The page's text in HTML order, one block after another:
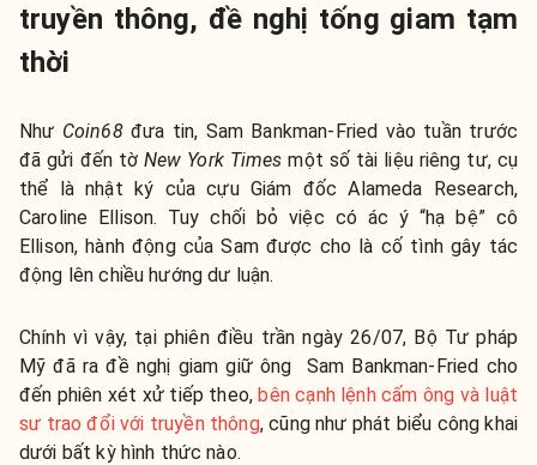
truyền thông, đề nghị tống giam tạm
thời
Như Coin68đưa tin, Sam Bankman-Fried vào tuần trước
đã gửi đến tờNew York Timesmột số tài liệu riêng tư, cụ
thể là nhật ký của cựu Giám đốc Alameda Research,
Caroline Ellison. Tuy chối bỏ việc có ác ý “hạ bệ” cô
Ellison, hành động của Sam được cho là cố tình gây tác
động lên chiều hướng dư luận.
Chính vì vậy, tại phiên điều trần ngày 26/07, Bộ Tư pháp
Mỹ đã ra đề nghị giam giữ ông Sam Bankman-Fried cho
đến phiên xét xử tiếp theo, bên cạnh lệnh cấm ông và luật
sư trao đổi với truyền thông, cũng như phát biểu công khai
dưới bất kỳ hình thức nào.